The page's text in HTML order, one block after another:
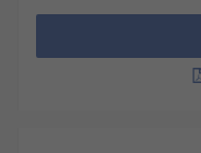
ระบบ Failover ที่
เชื่อมต่อสำรองไ